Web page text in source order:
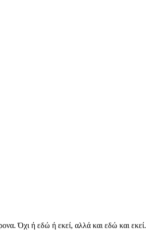
Όχι ή εδώ ή εκεί, αλλά και εδώ και εκεί.